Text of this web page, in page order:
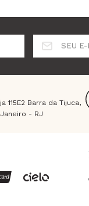
SEU
115E2 Barra da Tijuca,
- RJ